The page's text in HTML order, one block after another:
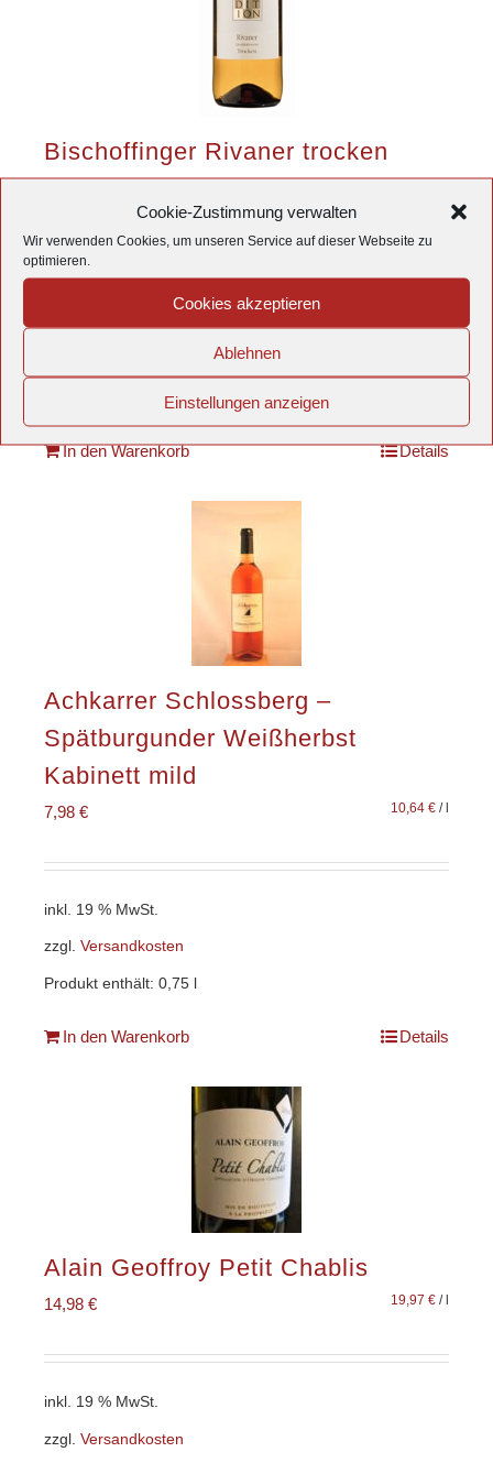
Cookie-Zustimmung verwalten
Wir verwenden Cookies, um unseren Service auf dieser Webseite zu
optimieren.
Cookies akzeptieren
Ablehnen
Einstellungen anzeigen
Bischoffinger Rivaner trocken
inkl. 19 % MwSt.
Produkt enthält: 0,75l
In den Warenkorb Details
Achkarrer Schlossberg –
Spätburgunder Weißherbst
Kabinett mild
7,98 € 10,64 € /l
inkl. 19 % MwSt.
zzgl. Versandkosten
Produkt enthält: 0,75
In den Warenkorb Details
Alain Geoffroy Petit Chablis
14,98 € 19,97 € /
inkl. 19 % MwSt.
zzgl. Versandkosten